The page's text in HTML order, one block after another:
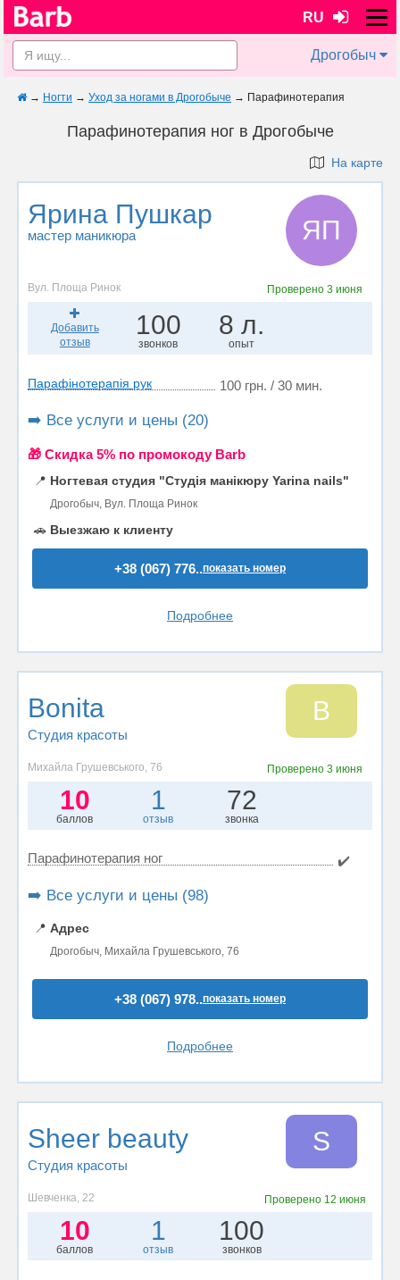
RU
Дрогобыч
→ Ногти → Уход за ногами в Дрогобыче → Парафинотерапия
Парафинотерапия ног в Дрогобыче
На карте
Ярина Пушкар
мастер маникюра ЯП
Вул. Площа Ринок Проверено3 июня
Добавить
отзыв
100
звонков
8 л.
опыт
Парафінотерапія рук 100 грн. / 30 мин.
➡️ Все услуги и цены (20)
🎁 Cкидка 5% по промокоду Barb
📍 Ногтевая студия "Студія манікюру Yarina nails"
Дрогобыч, Вул. Площа Ринок
🚗 Выезжаю к клиенту
+38 (067) 776..показать номер
Подробнее
Bonita
Студия красоты
B
Михайла Грушевського, 76 Проверено3 июня
10
баллов
1
отзыв
72
звонка
Парафинотерапия ног ✔️
➡️ Все услуги и цены (98)
📍 Адрес
Дрогобыч, Михайла Грушевського, 76
+38 (067) 978..показать номер
Подробнее
Sheer beauty
Студия красоты
S
Шевченка, 22 Проверено 12 июня
10
баллов
1
отзыв
100
звонков